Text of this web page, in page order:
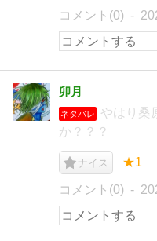
コメント(0)
卯月
ネタバレ
やはり桑
か？？？
ナイス ★1
コメント(0)